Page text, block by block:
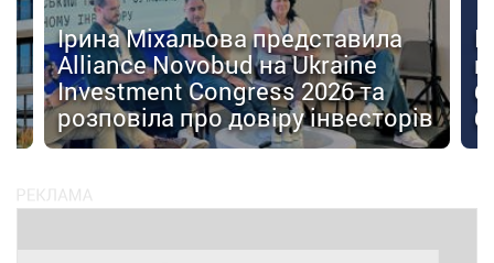
Ірина Міхальова представила
Alliance Novobud на Ukraine
Investment Congress 2026 та
розповіла про довіру інвесторів